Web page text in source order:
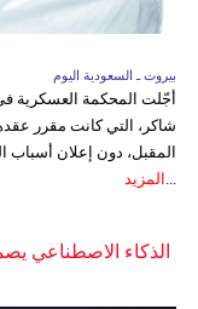
بيروت ـ السعودية اليوم
أجّلت المحكمة العسكرية في
المقبل، دون إعلان أسباب
... المزيد
الذكاء الاصطناعي